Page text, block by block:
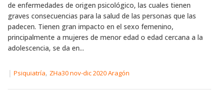
de enfermedades de origen psicológico, las cuales tienen
graves consecuencias para la salud de las personas que las
padecen. Tienen gran impacto en el sexo femenino,
principalmente a mujeres de menor edad o edad cercana a la
adolescencia, se da en...
| Psiquiatría, ZHa30 nov-dic 2020 Aragón